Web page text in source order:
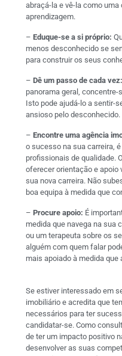
abraçá-la e vê-la como
aprendizagem.
– Eduque-se a si próprio:
menos desconhecido se
para construir os seus
– Dê um passo de cada vez:
panorama geral, concentre-
Isto pode ajudá-lo a sentir-
ansioso pelo desconhecido.
– Encontre uma agência
o sucesso na sua carreira,
profissionais de qualidade.
oferecer orientação e apoio
sua nova carreira. Não
boa equipa à medida que
– Procure apoio: É
medida que navega na sua
ou um terapeuta sobre os
alguém com quem falar
mais apoiado à medida que
Se estiver interessado em
imobiliário e acredita que
necessários para ter
candidatar-se. Como
de ter um impacto positivo
desenvolver as suas